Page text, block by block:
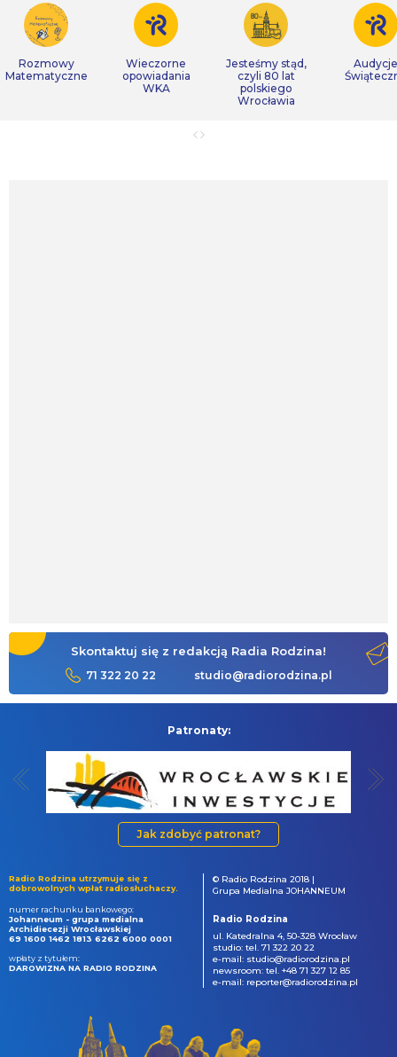
Rozmowy
Matematyczne
Wieczorne
opowiadania
WKA
Jesteśmy stąd,
czyli 80 lat
polskiego
Wrocławia
Audycje
Skontaktuj się z redakcją Radia Rodzina!
71 322 20 22 studio@radiorodzina.pl
Patronaty:
Jak zdobyć patronat?
Radio Rodzina utrzymuje się z
dobrowolnych wpłat radiosłuchaczy.
numer rachunku bankowego:
Johanneum - grupa medialna
Archidiecezji Wrocławskiej
69 1600 1462 1813 6262 6000 0001
wpłaty z tytułem:
DAROWIZNA NA RADIO RODZINA
© Radio Rodzina 2018 |
Grupa Medialna JOHANNEUM
Radio Rodzina
ul. Katedralna 4, 50-328 Wrocław
studio: tel. 71 322 20 22
e-mail: studio@radiorodzina.pl
newsroom: tel. +48 71 327 12 85
e-mail: reporter@radiorodzina.pl